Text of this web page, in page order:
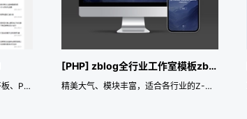
黑白简约响应式，自适应手机、平板、PC电脑博客主题
[PHP] zblog全行业工作室模板zbstudio
精美大气、模块丰富，适合各行业的Z-Blog工作室主题